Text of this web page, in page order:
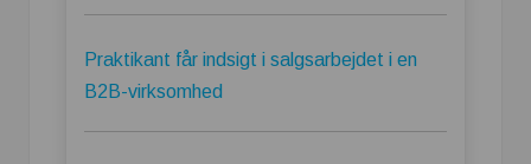
Praktikant får indsigt i salgsarbejdet i en
B2B-virksomhed